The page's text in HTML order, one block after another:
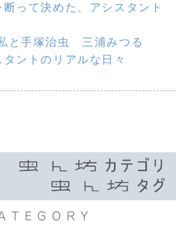
て決めた、アシスタント
と手塚治虫 三浦みつる
ントのリアルな日々